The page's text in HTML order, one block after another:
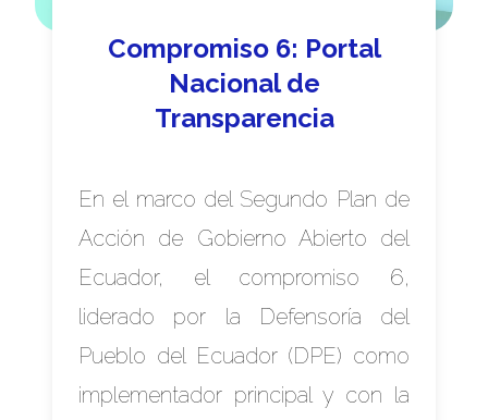
Compromiso 6: Portal
Nacional de
Transparencia
En el marco del Segundo Plan de
Acción de Gobierno Abierto del
Ecuador, el compromiso 6,
liderado por la Defensoría del
Pueblo del Ecuador (DPE) como
implementador principal y con la